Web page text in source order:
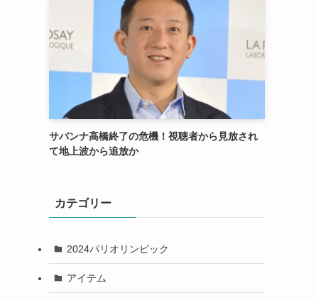
サバンナ高橋終了の危機！視聴者から見放され
て地上波から追放か
カテゴリー
2024パリオリンピック
アイテム